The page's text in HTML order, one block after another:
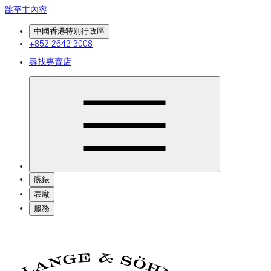
跳至主內容
中國香港特別行政區
+852 2642 3008
尋找專賣店
腕錶
表廠
服務